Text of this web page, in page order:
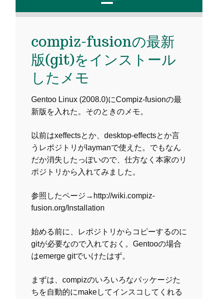
compiz-fusionの最新
版(git)をインストール
したメモ
Gentoo Linux (2008.0)にCompiz-fusionの最
新版を入れた。そのときのメモ。
以前はxeffectsとか、desktop-effectsとか言
うレポジトリがlaymanで使えた。でもなん
だか消失したっぽいので、仕方なく本家のリ
ポジトリから入れてみました。
参照したページ→http://wiki.compiz-
fusion.org/Installation
始める前に、レポジトリからコピーするのに
gitが必要なので入れておく。Gentooの場合
はemerge gitでいけたはず。
まずは、compizのいろいろなパッケージた
ちを自動的にmakeしてインスコしてくれる